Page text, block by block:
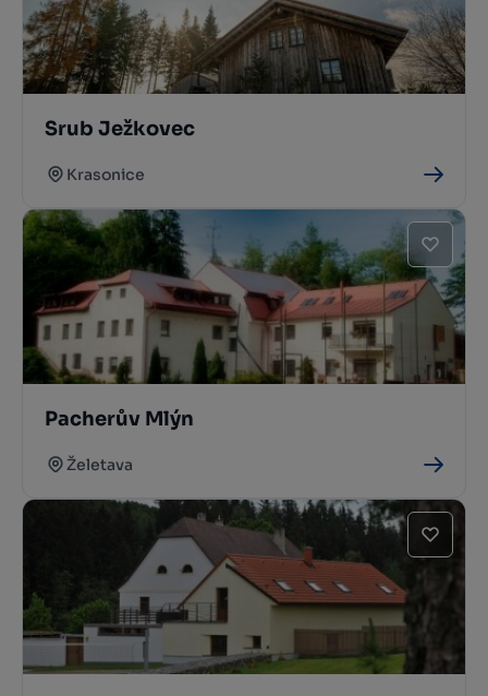
Srub Ježkovec
Krasonice
Pacherův Mlýn
Želetava